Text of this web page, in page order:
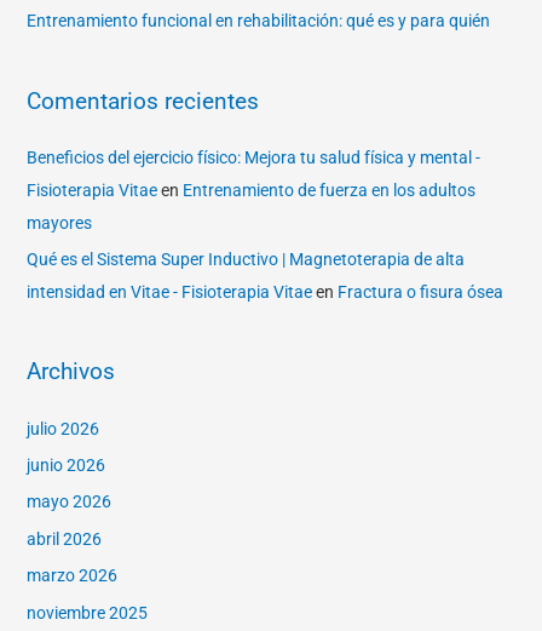
Entrenamiento funcional en rehabilitación: qué es y para quién
Comentarios recientes
Beneficios del ejercicio físico: Mejora tu salud física y mental -
Fisioterapia Vitaeen Entrenamiento de fuerza en los adultos
mayores
Qué es el Sistema Super Inductivo | Magnetoterapia de alta
intensidad en Vitae - Fisioterapia Vitaeen Fractura o fisura ósea
Archivos
julio 2026
junio 2026
mayo 2026
abril 2026
marzo 2026
noviembre 2025